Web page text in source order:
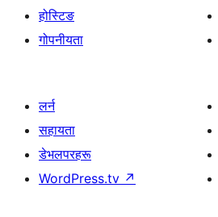
होस्टिङ
गोपनीयता
लर्न
सहायता
डेभलपरहरू
WordPress.tv ↗